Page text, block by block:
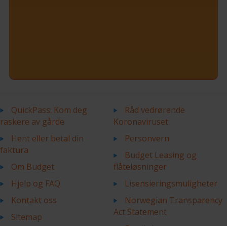
QuickPass: Kom deg
raskere av gårde
Hent eller betal din
faktura
Om Budget
Hjelp og FAQ
Kontakt oss
Sitemap
Råd vedrørende
Koronaviruset
Personvern
Budget Leasing og
flåteløsninger
Lisensieringsmuligheter
Norwegian Transparency
Act Statement